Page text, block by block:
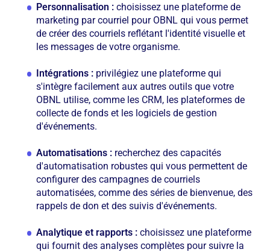
Personnalisation : choisissez une plateforme de
marketing par courriel pour OBNL qui vous permet
de créer des courriels reflétant l'identité visuelle et
les messages de votre organisme.
Intégrations : privilégiez une plateforme qui
s'intègre facilement aux autres outils que votre
OBNL utilise, comme les CRM, les plateformes de
collecte de fonds et les logiciels de gestion
d'événements.
Automatisations : recherchez des capacités
d'automatisation robustes qui vous permettent de
configurer des campagnes de courriels
automatisées, comme des séries de bienvenue, des
rappels de don et des suivis d'événements.
Analytique et rapports : choisissez une plateforme
qui fournit des analyses complètes pour suivre la